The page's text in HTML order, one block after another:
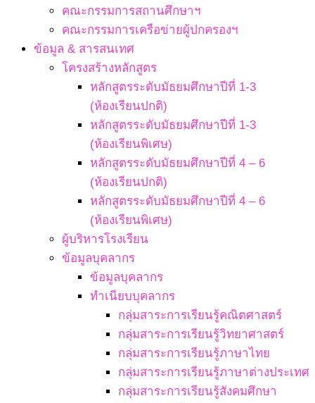
คณะกรรมการสถานศึกษาฯ
คณะกรรมการเครือข่ายผู้ปกครองฯ
ข้อมูล & สารสนเทศ
โครงสร้างหลักสูตร
หลักสูตรระดับมัธยมศึกษาปีที่ 1-3
(ห้องเรียนปกติ)
หลักสูตรระดับมัธยมศึกษาปีที่ 1-3
(ห้องเรียนพิเศษ)
หลักสูตรระดับมัธยมศึกษาปีที่ 4 – 6
(ห้องเรียนปกติ)
หลักสูตรระดับมัธยมศึกษาปีที่ 4 – 6
(ห้องเรียนพิเศษ)
ผู้บริหารโรงเรียน
ข้อมูลบุคลากร
ข้อมูลบุคลากร
ทำเนียบบุคลากร
กลุ่มสาระการเรียนรู้คณิตศาสตร์
กลุ่มสาระการเรียนรู้วิทยาศาสตร์
กลุ่มสาระการเรียนรู้ภาษาไทย
กลุ่มสาระการเรียนรู้ภาษาต่างประเทศ
กลุ่มสาระการเรียนรู้สังคมศึกษา